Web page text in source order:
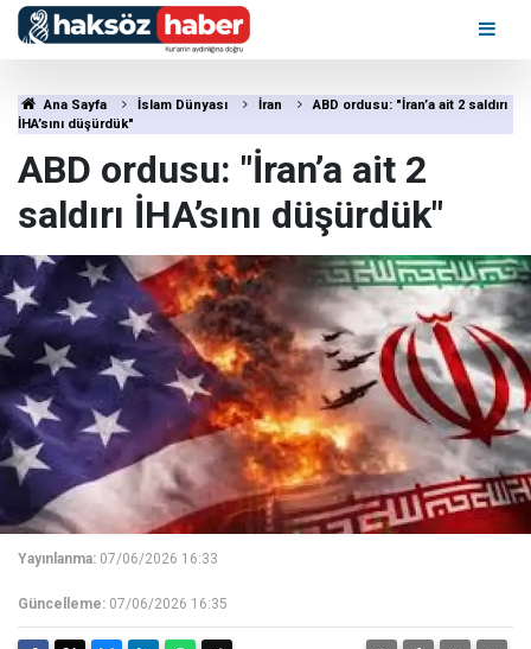
Ana Sayfa İslam Dünyası İran
ABD ordusu: "İran’a ait 2 saldırı
İHA’sını düşürdük"
ABD ordusu: "İran’a ait 2
saldırı İHA’sını düşürdük"
Yayınlanma: 07/06/2026 16:33
Güncelleme: 07/06/2026 16:35